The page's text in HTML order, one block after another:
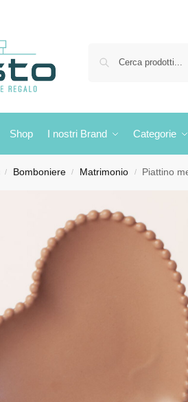
Shop I nostri Brand Categorie
/ Bomboniere / Matrimonio / Piattino